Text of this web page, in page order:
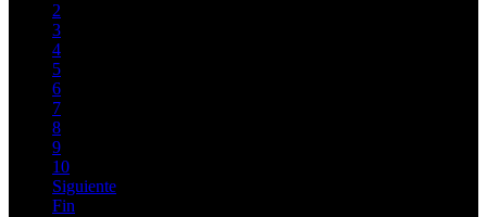
2
3
4
5
6
7
8
9
10
Siguiente
Fin